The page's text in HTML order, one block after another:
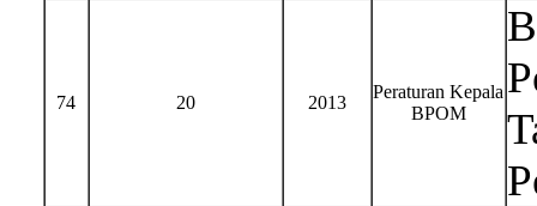
74 20 2013
Peraturan Kepala
BPOM